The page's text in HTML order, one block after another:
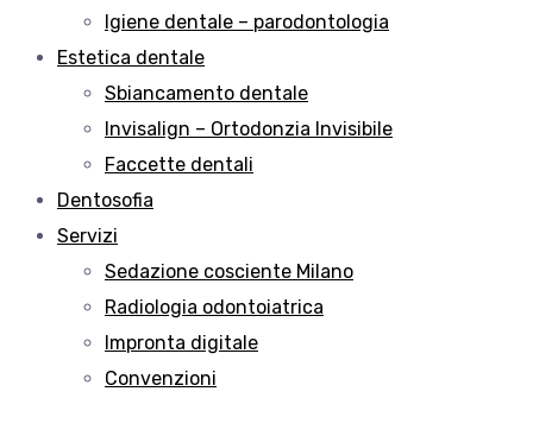
Igiene dentale – parodontologia
Estetica dentale
Sbiancamento dentale
Invisalign – Ortodonzia Invisibile
Faccette dentali
Dentosofia
Servizi
Sedazione cosciente Milano
Radiologia odontoiatrica
Impronta digitale
Convenzioni